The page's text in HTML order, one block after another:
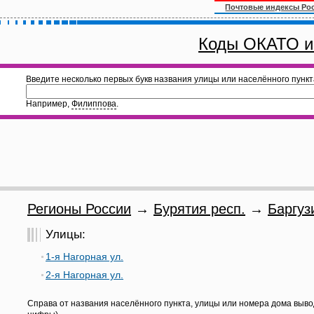
Почтовые индексы
Коды ОКАТО
Введите несколько первых букв названия улицы или населённого
Например, Филиппова.
Регионы России → Бурятия респ. →
Улицы:
1-я Нагорная ул.
2-я Нагорная ул.
Справа от названия населённого пункта, улицы или номера дома